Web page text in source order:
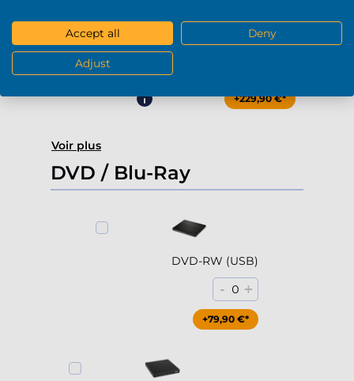
4000Go HDD 7200rpm (3.5'')
+229,90 €*
Voir plus
DVD / Blu-Ray
DVD-RW (USB)
- 0 +
+79,90 €*
Accept all Deny
Adjust